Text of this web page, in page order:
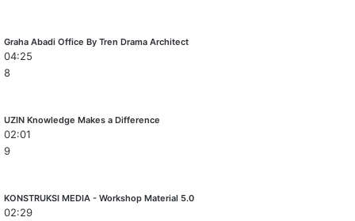
Graha Abadi Office By Tren Drama Architect
04:25
8
UZIN Knowledge Makes a Difference
02:01
9
KONSTRUKSI MEDIA - Workshop Material 5.0
02:29